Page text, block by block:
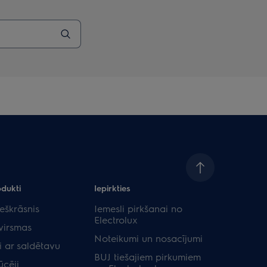
ar saldētavu
Iepirkties
Iemesli pirkšanai no
Electrolux
Noteikumi un nosacījumi
BUJ tiešajiem pirkumiem